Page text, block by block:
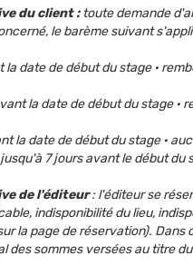
du client :toute demande
le barème suivant
la date de début du stage ·
la date de début du stage
la date de début du stage ·
7 jours avant le début du
de l'éditeur: l'éditeur se
indisponibilité du lieu,
la page de réservation).
des sommes versées au titre